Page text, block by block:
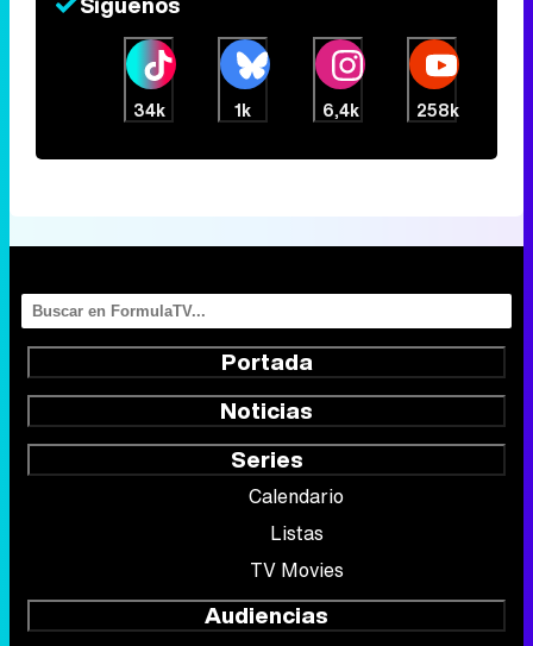
34k 1k 6,4k 258k
Portada
Noticias
Series
Calendario
Listas
TV Movies
Audiencias